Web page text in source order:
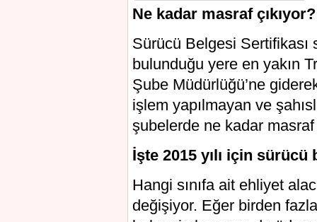
Ne kadar masraf çıkıyor?
Sürücü Belgesi Sertifikası
bulunduğu yere en yakın
Şube Müdürlüğü’ne
işlem yapılmayan ve
şubelerde ne kadar masraf
İşte 2015 yılı için
Hangi sınıfa ait ehliyet
değişiyor. Eğer birden